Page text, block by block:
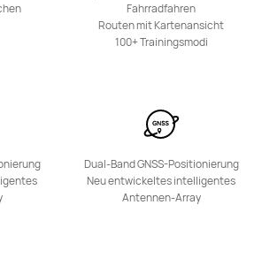
Fahrradfahren
Routen mit Kartenansicht
100+ Trainingsmodi
Dual-Band GNSS-Positionierung
Neu entwickeltes intelligentes
Antennen-Array